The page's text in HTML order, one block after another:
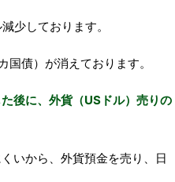
少しております。
債）が消えております。
後に、外貨（USドル）売りの
いから、外貨預金を売り、日